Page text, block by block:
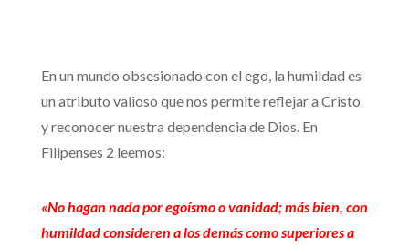
En un mundo obsesionado con el ego, la humildad es
un atributo valioso que nos permite reflejar a Cristo
y reconocer nuestra dependencia de Dios. En
Filipenses 2 leemos:
«No hagan nada por egoísmo o vanidad; más bien, con
humildad consideren a los demás como superiores a